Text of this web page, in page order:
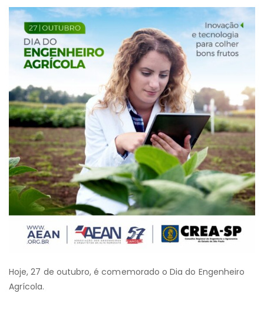
Hoje, 27 de outubro, é comemorado o Dia do Engenheiro
Agrícola.